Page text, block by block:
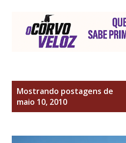
Mostrando postagens de
maio 10, 2010